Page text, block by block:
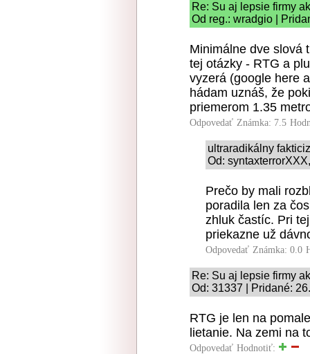
Re: Su aj lepsie firmy
Od reg.: wradgio |
Minimálne dve slová
tej otázky - RTG a
vyzerá (google here
hádam uznáš, že
priemerom 1.35
Odpovedať Známka: 7.5
ultraradikálny
Od:
Prečo by mali
poradila len za
zhluk častíc. Pri
priekazne už
Odpovedať Známka: 0.0
Re: Su aj lepsie firmy
Od: 31337 | Pridané:
RTG je len na
lietanie. Na zemi na
Odpovedať Hodnotiť: